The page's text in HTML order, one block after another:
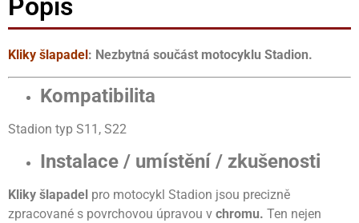
Popis
Kliky šlapadel : Nezbytná součást motocyklu Stadion.
Kompatibilita
Stadion typ S11, S22
Instalace / umístění / zkušenosti
Kliky šlapadel pro motocykl Stadion jsou precizně
zpracované s povrchovou úpravou v chromu. Ten nejen